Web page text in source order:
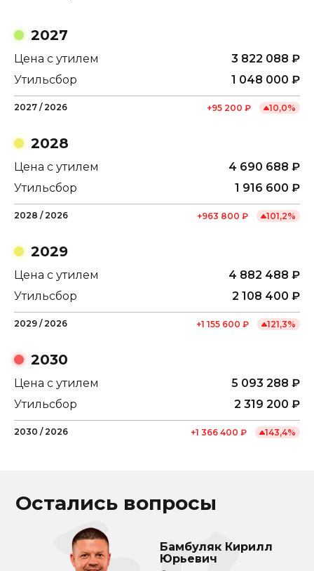
2027
Цена с утилем 3 822 088 ₽
Утильсбор
1 048 000 ₽
2027 / 2026 +95 200 ₽ 10,0%
2028
Цена с утилем 4 690 688 ₽
Утильсбор
1 916 600 ₽
2028 / 2026 +963 800 ₽ 101,2%
2029
Цена с утилем 4 882 488 ₽
Утильсбор
2 108 400 ₽
2029 / 2026 +1 155 600 ₽ 121,3%
2030
Цена с утилем 5 093 288 ₽
Утильсбор
2 319 200 ₽
2030 / 2026 +1 366 400 ₽ 143,4%
Остались вопросы
Бамбуляк Кирилл
Юрьевич